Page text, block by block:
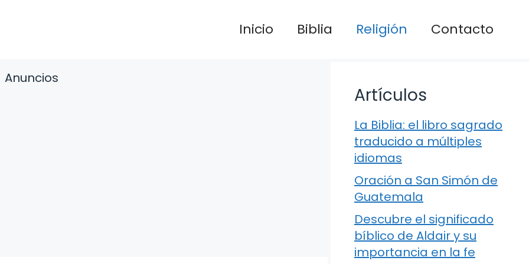
Inicio Biblia Religión Contacto
Anuncios
Artículos
La Biblia: el libro sagrado
traducido a múltiples
idiomas
Oración a San Simón de
Guatemala
Descubre el significado
bíblico de Aldair y su
importancia en la fe